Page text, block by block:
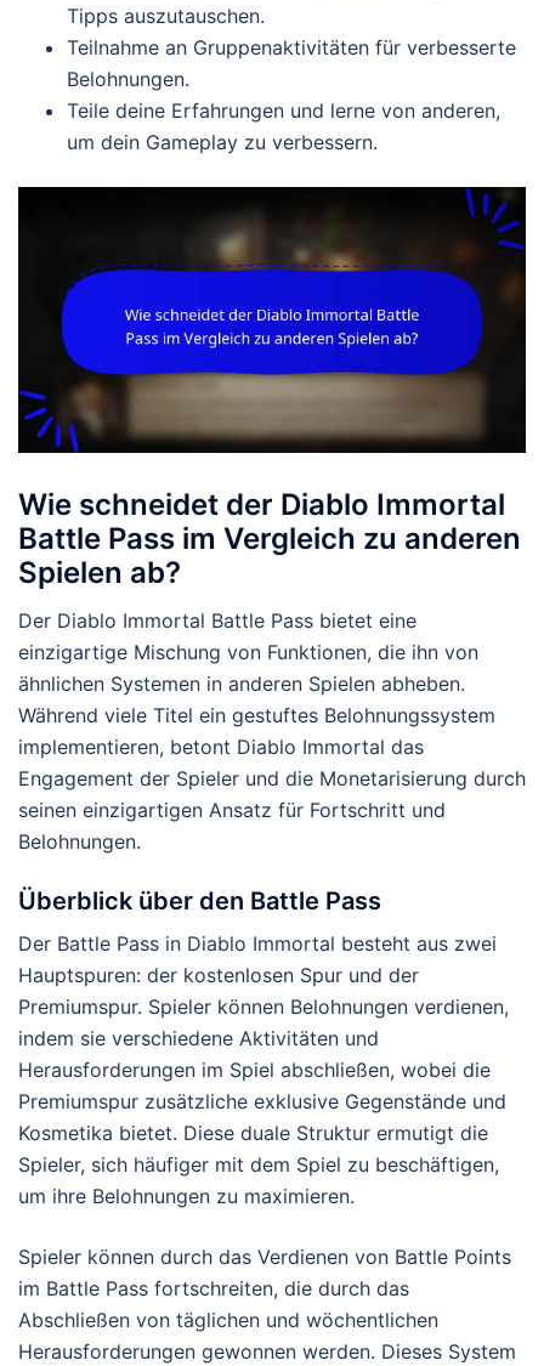
Tipps auszutauschen.
Teilnahme an Gruppenaktivitäten für verbesserte
Belohnungen.
Teile deine Erfahrungen und lerne von anderen,
um dein Gameplay zu verbessern.
Wie schneidet der Diablo Immortal
Battle Pass im Vergleich zu anderen
Spielen ab?
Der Diablo Immortal Battle Pass bietet eine
einzigartige Mischung von Funktionen, die ihn von
ähnlichen Systemen in anderen Spielen abheben.
Während viele Titel ein gestuftes Belohnungssystem
implementieren, betont Diablo Immortal das
Engagement der Spieler und die Monetarisierung durch
seinen einzigartigen Ansatz für Fortschritt und
Belohnungen.
Überblick über den Battle Pass
Der Battle Pass in Diablo Immortal besteht aus zwei
Hauptspuren: der kostenlosen Spur und der
Premiumspur. Spieler können Belohnungen verdienen,
indem sie verschiedene Aktivitäten und
Herausforderungen im Spiel abschließen, wobei die
Premiumspur zusätzliche exklusive Gegenstände und
Kosmetika bietet. Diese duale Struktur ermutigt die
Spieler, sich häufiger mit dem Spiel zu beschäftigen,
um ihre Belohnungen zu maximieren.
Spieler können durch das Verdienen von Battle Points
im Battle Pass fortschreiten, die durch das
Abschließen von täglichen und wöchentlichen
Herausforderungen gewonnen werden. Dieses System